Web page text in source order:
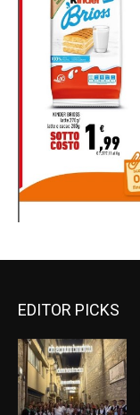
EDITOR PICKS